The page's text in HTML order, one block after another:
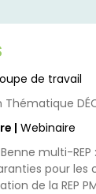
de travail
| Webinaire
multi-
pour les
de la REP